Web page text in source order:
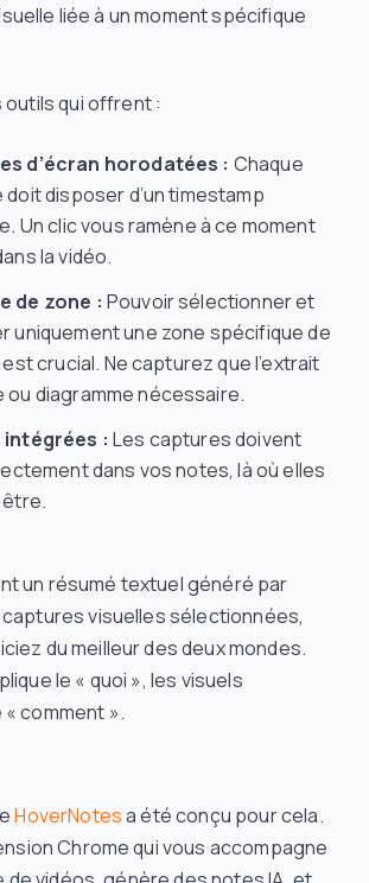
liée à un moment spécifique
qui offrent :
d’écran horodatées : Chaque
disposer d’un timestamp
Un clic vous ramène à ce moment
la vidéo.
de zone : Pouvoir sélectionner et
uniquement une zone spécifique de
crucial. Ne capturez que l’extrait
ou diagramme nécessaire.
intégrées : Les captures doivent
dans vos notes, là où elles
un résumé textuel généré par
captures visuelles sélectionnées,
du meilleur des deux mondes.
le « quoi », les visuels
comment ».
HoverNotesa été conçu pour cela.
Chrome qui vous accompagne